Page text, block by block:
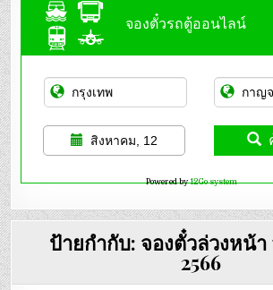
จองตั๋วรถตู้ออนไลน์
สิงหาคม, 12
Powered by12Go system
ป้ายกำกับ: จองตั๋วล่วงหน้
2566